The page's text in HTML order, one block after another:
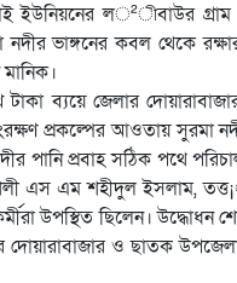
ইউনিয়নের ল²ীবাউর
ভাঙ্গনের কবল থেকে
ব্যয়ে জেলার
প্রকল্পের আওতায় সুরমা
পানি প্রবাহ সঠিক পথে
এস এম শহীদুল ইসলাম,
উপস্থিত ছিলেন।
ও ছাতক